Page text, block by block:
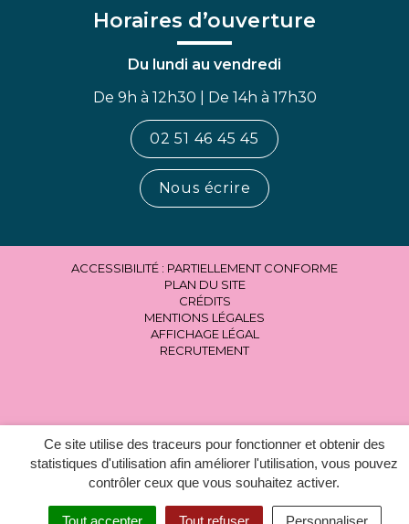
Ce site utilise des traceurs pour fonctionner et obtenir des
statistiques d'utilisation afin améliorer l'utilisation, vous pouvez
contrôler ceux que vous souhaitez activer.
Tout accepter Tout refuser Personnaliser
Horaires d’ouverture
Du lundi au vendredi
De 9h à 12h30 | De 14h à 17h30
02 51 46 45 45
Nous écrire
ACCESSIBILITÉ : PARTIELLEMENT CONFORME
PLAN DU SITE
CRÉDITS
MENTIONS LÉGALES
AFFICHAGE LÉGAL
RECRUTEMENT